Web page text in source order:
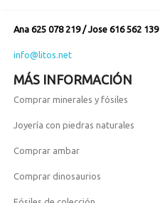
Ana 625 078 219 / Jose 616 562 139
info@litos.net
MÁS INFORMACIÓN
Comprar minerales y fósiles
Joyería con piedras naturales
Comprar ambar
Comprar dinosaurios